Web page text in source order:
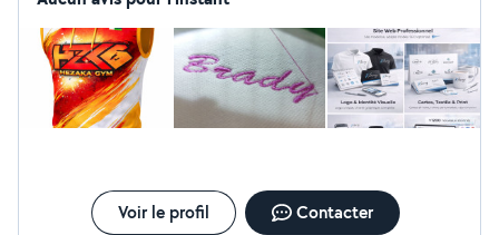
Voir le profil Contacter